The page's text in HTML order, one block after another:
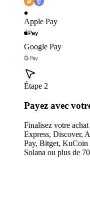
Apple Pay
Google Pay
Étape 2
Payez avec
Finalisez votre
Express, Discover,
Pay, Bitget,
Solana ou plus de